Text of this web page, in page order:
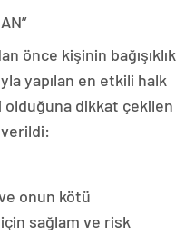
önce kişinin bağışıklık
yapılan en etkili halk
olduğuna dikkat çekilen
onun kötü
sağlam ve risk